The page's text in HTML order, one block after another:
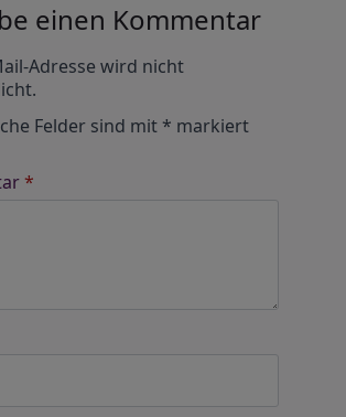
einen Kommentar
Adresse wird nicht
Felder sind mit* markiert
*